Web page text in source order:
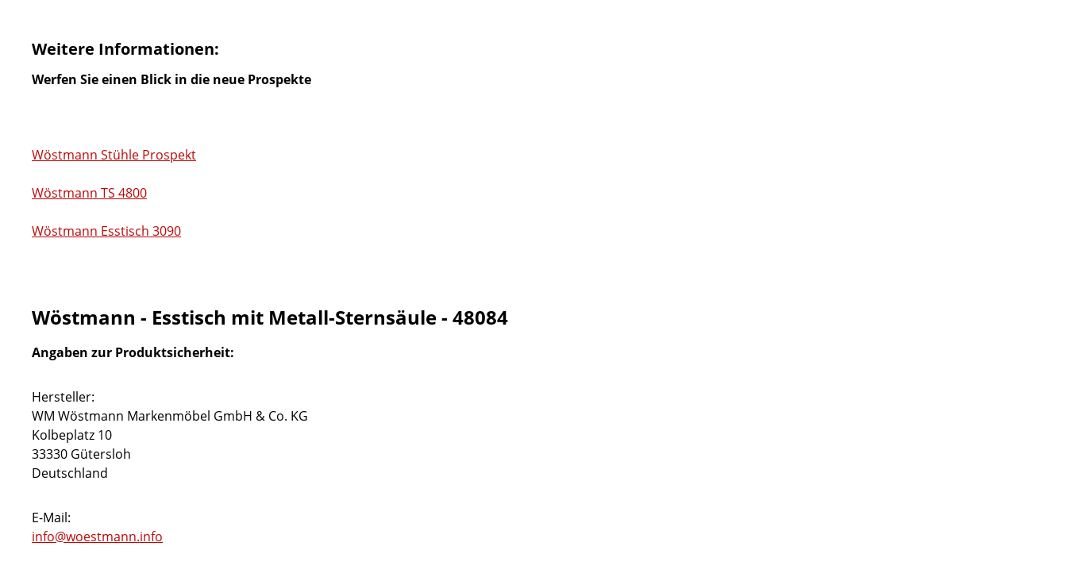
Weitere Informationen:
Werfen Sie einen Blick in die neue Prospekte
Wöstmann Stühle Prospekt
Wöstmann TS 4800
Wöstmann Esstisch 3090
Wöstmann - Esstisch mit Metall-Sternsäule - 48084
Angaben zur Produktsicherheit:
Hersteller:
WM Wöstmann Markenmöbel GmbH & Co. KG
Kolbeplatz 10
33330 Gütersloh
Deutschland
E-Mail:
info@woestmann.info